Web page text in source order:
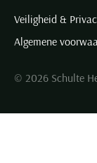
Veiligheid &
Algemene
© 2026 Schulte